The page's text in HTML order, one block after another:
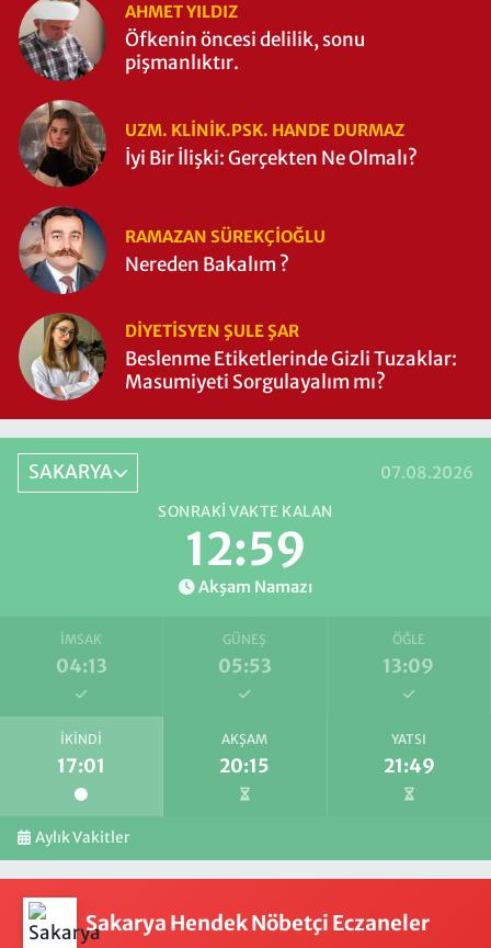
AHMET YILDIZ
Öfkenin öncesi delilik, sonu
pişmanlıktır.
UZM. KLINIK.PSK. HANDE DURMAZ
İyi Bir İlişki: Gerçekten Ne Olmalı?
RAMAZAN SÜREKÇIOĞLU
Nereden Bakalım ?
DIYETISYEN ŞULE ŞAR
Beslenme Etiketlerinde Gizli Tuzaklar:
Masumiyeti Sorgulayalım mı?
SAKARYA 07.08.2026
SONRAKI VAKTE KALAN
12:59
Akşam Namazı
İMSAK
04:13
GÜNEŞ
05:53
ÖĞLE
13:09
İKINDI
17:01
AKŞAM
20:15
YATSI
21:49
Aylık Vakitler
Sakarya Hendek Nöbetçi Eczaneler